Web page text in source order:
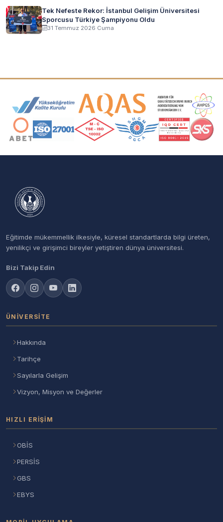
Tek Nefeste Rekor: İstanbul Gelişim Üniversitesi
Sporcusu Türkiye Şampiyonu Oldu
31 Temmuz 2026 Cuma
Akreditasyon ve Üyelik Logoları
Eğitimde mükemmellik ilkesiyle, küresel standartlarda bilgi üreten,
yenilikçi ve girişimci bireyler yetiştiren dünya üniversitesi.
Bizi Takip Edin
ÜNIVERSITE
Hakkında
Tarihçe
Sayılarla Gelişim
Vizyon, Misyon ve Değerler
HIZLI ERIŞIM
OBİS
PERSİS
GBS
EBYS